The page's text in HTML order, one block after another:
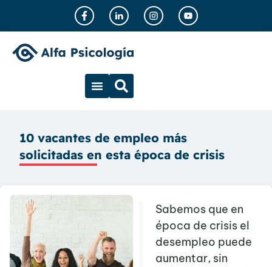
10 vacantes de empleo más
solicitadas en esta época de crisis
Sabemos que en
época de crisis el
desempleo puede
aumentar, sin